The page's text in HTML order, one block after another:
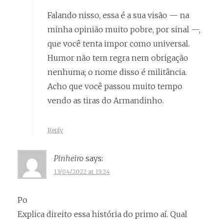
Falando nisso, essa é a sua visão — na
minha opinião muito pobre, por sinal —,
que você tenta impor como universal.
Humor não tem regra nem obrigação
nenhuma; o nome disso é militância.
Acho que você passou muito tempo
vendo as tiras do Armandinho.
Reply
Pinheiro says:
13/04/2022 at 15:24
Po
Explica direito essa história do primo aí. Qual